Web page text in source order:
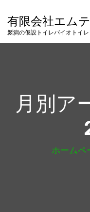
有限会社エム
新潟の仮設トイレバイオトイレ（ウォータス）
月別ア
ホームペ